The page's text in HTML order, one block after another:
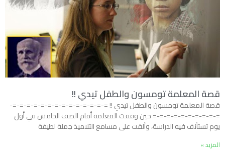
قصة المعلمة تومسون والطفل تيدي !!
قصة المعلمة تومسون والطفل تيدي !! =-=-=-=-=-=-=-=-=-=-=-=-=-=-
=-=-=-=-=-=-=-=-=-= حين وقفت المعلمة أمام الصف الخامس في أول
يوم تستأنف فيه الدراسة، وألقت على مسامع التلاميذ جملة لطيفة
المزيد »